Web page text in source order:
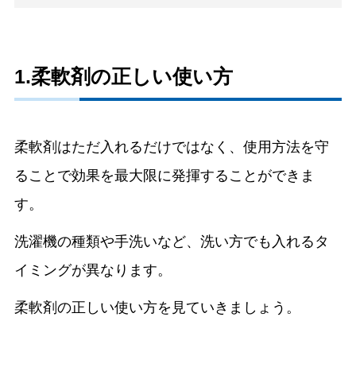
1.柔軟剤の正しい使い方
柔軟剤はただ入れるだけではなく、使用方法を守
ることで効果を最大限に発揮することができま
す。
洗濯機の種類や手洗いなど、洗い方でも入れるタ
イミングが異なります。
柔軟剤の正しい使い方を見ていきましょう。